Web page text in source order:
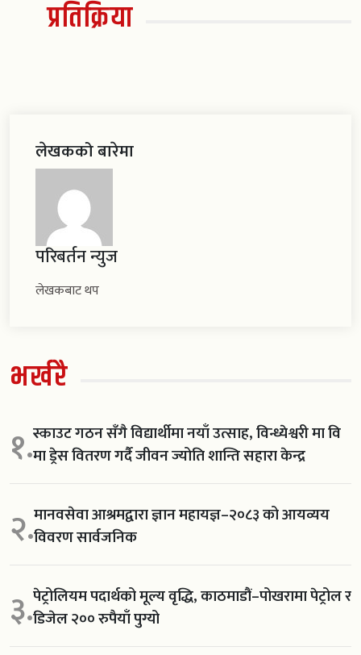
प्रतिक्रिया
लेखकको बारेमा
परिबर्तन न्युज
लेखकबाट थप
भर्खरै
१.स्काउट गठन सँगै विद्यार्थीमा नयाँ उत्साह, विन्ध्येश्वरी मा वि
मा ड्रेस वितरण गर्दै जीवन ज्योति शान्ति सहारा केन्द्र
२.मानवसेवा आश्रमद्वारा ज्ञान महायज्ञ–२०८३ को आयव्यय
विवरण सार्वजनिक
३.पेट्रोलियम पदार्थको मूल्य वृद्धि, काठमाडौं–पोखरामा पेट्रोल र
डिजेल २०० रुपैयाँ पुग्यो